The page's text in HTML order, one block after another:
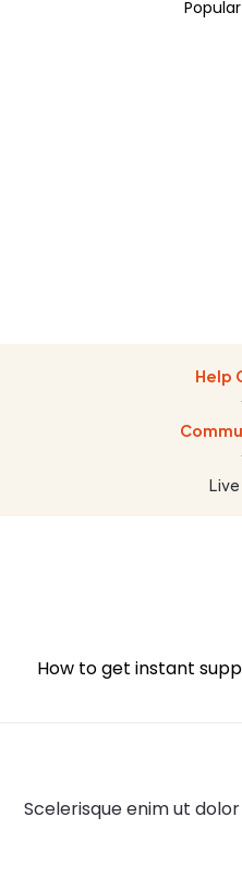
Help
How to get instant
Scelerisque enim ut